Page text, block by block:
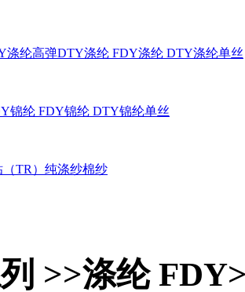
涤纶高弹DTY涤纶 FDY涤纶 DTY涤纶单丝
锦纶 FDY锦纶 DTY锦纶单丝
TR） 纯涤纱棉纱
>>涤纶